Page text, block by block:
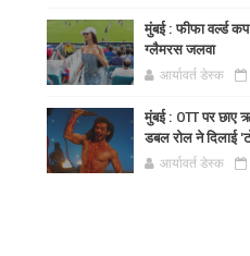
मुंबई : फीफा वर्ल्ड
ग्लैमरस जलवा
आर्यावर्त डेस्क
मुंबई : OTT पर छाए
डबल रोल ने दिलाई
आर्यावर्त डेस्क